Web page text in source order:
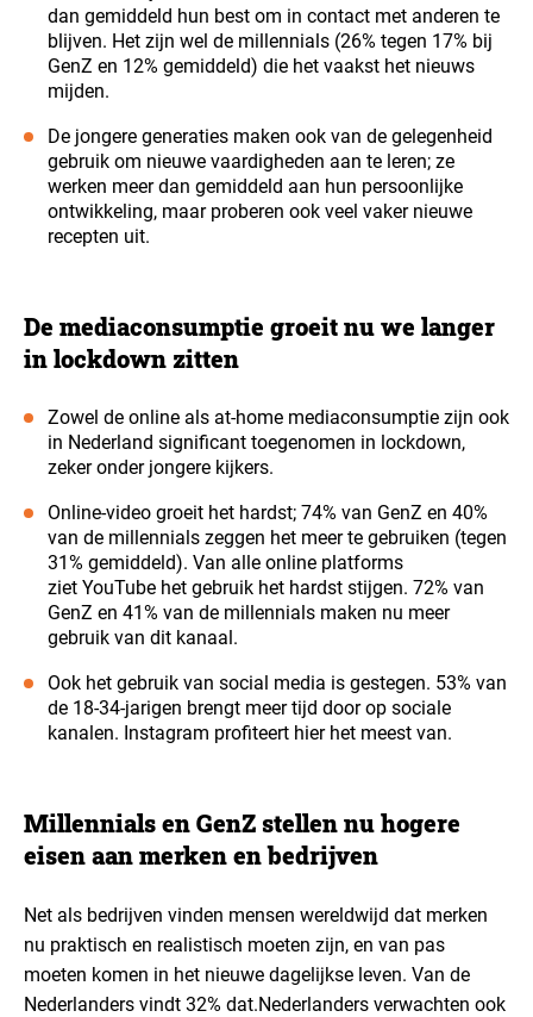
dan gemiddeld hun best om in contact met anderen te
blijven. Het zijn wel de millennials (26% tegen 17% bij
GenZ en 12% gemiddeld) die het vaakst het nieuws
mijden.
De jongere generaties maken ook van de gelegenheid
gebruik om nieuwe vaardigheden aan te leren; ze
werken meer dan gemiddeld aan hun persoonlijke
ontwikkeling, maar proberen ook veel vaker nieuwe
recepten uit.
De mediaconsumptie groeit nu we langer
in lockdown zitten
Zowel de online als at-home mediaconsumptie zijn ook
in Nederland significant toegenomen in lockdown,
zeker onder jongere kijkers.
Online-video groeit het hardst; 74% van GenZ en 40%
van de millennials zeggen het meer te gebruiken (tegen
31% gemiddeld). Van alle online platforms
ziet YouTube het gebruik het hardst stijgen. 72% van
GenZ en 41% van de millennials maken nu meer
gebruik van dit kanaal.
Ook het gebruik van social media is gestegen. 53% van
de 18-34-jarigen brengt meer tijd door op sociale
kanalen. Instagram profiteert hier het meest van.
Millennials en GenZ stellen nu hogere
eisen aan merken en bedrijven
Net als bedrijven vinden mensen wereldwijd dat merken
nu praktisch en realistisch moeten zijn, en van pas
moeten komen in het nieuwe dagelijkse leven. Van de
Nederlanders vindt 32% dat.Nederlanders verwachten ook